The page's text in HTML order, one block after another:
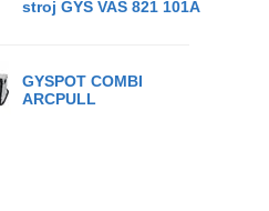
stroj GYS VAS 821 101A
GYSPOT COMBI
ARCPULL